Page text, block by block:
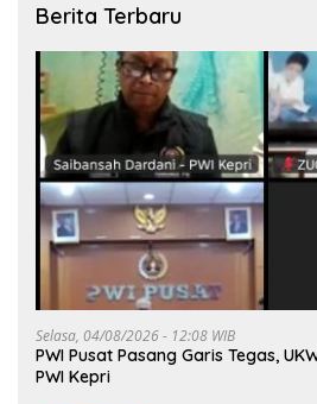
Berita Terbaru
Selasa, 04/08/2026 - 12:08 WIB
PWI Pusat Pasang Garis Tegas,
PWI Kepri